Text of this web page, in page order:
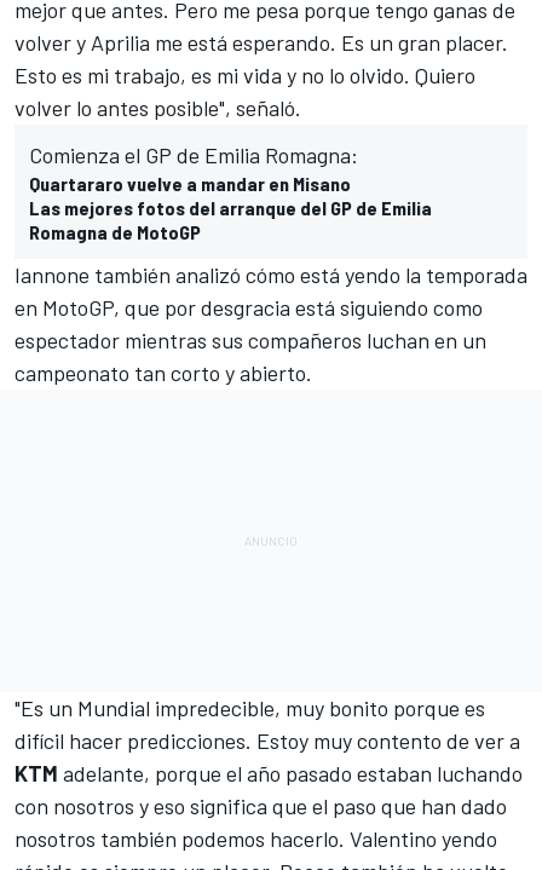
mejor que antes. Pero me pesa porque tengo ganas de
volver y Aprilia me está esperando. Es un gran placer.
Esto es mi trabajo, es mi vida y no lo olvido. Quiero
volver lo antes posible", señaló.
Comienza el GP de Emilia Romagna:
Quartararo vuelve a mandar en Misano
Las mejores fotos del arranque del GP de Emilia
Romagna de MotoGP
Iannone también analizó cómo está yendo la temporada
en MotoGP, que por desgracia está siguiendo como
espectador mientras sus compañeros luchan en un
campeonato tan corto y abierto.
"Es un Mundial impredecible, muy bonito porque es
difícil hacer predicciones. Estoy muy contento de ver a
KTM adelante, porque el año pasado estaban luchando
con nosotros y eso significa que el paso que han dado
nosotros también podemos hacerlo. Valentino yendo